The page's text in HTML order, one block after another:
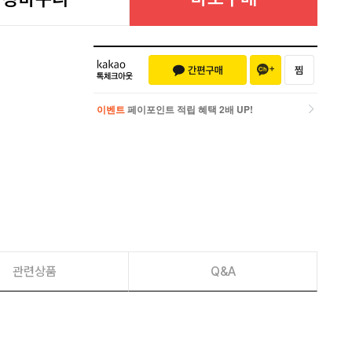
이벤트 페이포인트 적립 혜택 2배 UP!
관련상품 Q&A